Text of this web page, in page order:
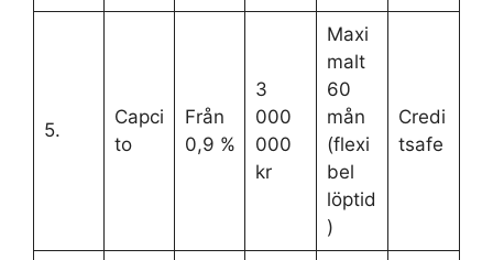
5.
Capci
to
Från
0,9 %
3
000
000
kr
Maxi
malt
60
mån
(flexi
bel
löptid
)
Credi
tsafe